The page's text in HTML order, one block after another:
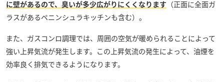
に壁があるので、臭いが多少広がりにくくなります （正面に全面ガ
ラスがあるペニンシュラキッチンも含む）。
また、ガスコンロ調理では、周囲の空気が暖められることによって
強い上昇気流が発生します。この上昇気流の発生によって、油煙を
効率良く排気できるようになります。